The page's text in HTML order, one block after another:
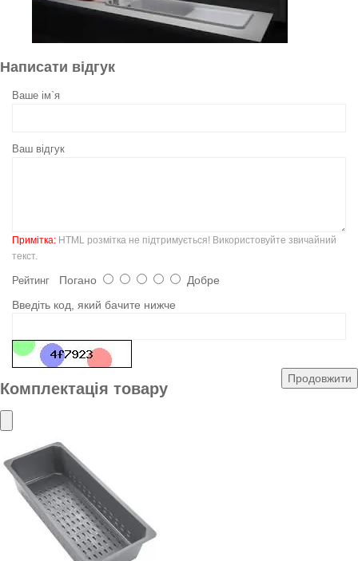
Написати відгук
Ваше ім`я
Ваш відгук
Примітка: HTML розмітка не підтримується! Використовуйте звичайний
текст.
Рейтинг Погано
Добре
Введіть код, який бачите нижче
Продовжити
Комплектація товару